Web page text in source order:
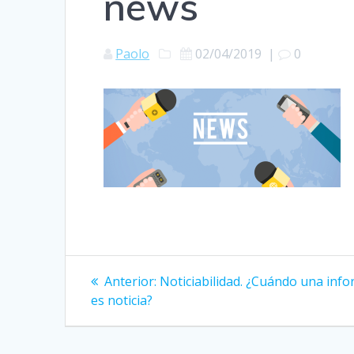
Paolo 02/04/2019 | 0
Navegación
de
Anterior: Entrada
Noticiabilidad. ¿Cuándo una
es noticia?